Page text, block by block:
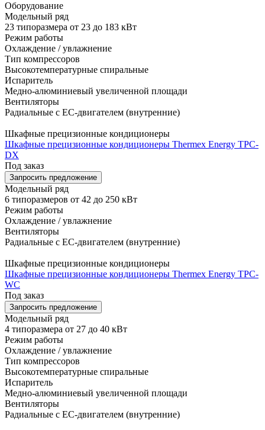
Оборудование
Модельный ряд
23 типоразмера от 23 до 183 кВт
Режим работы
Охлаждение / увлажнение
Тип компрессоров
Высокотемпературные спиральные
Испаритель
Медно-алюминиевый увеличенной площади
Вентиляторы
Радиальные с EC-двигателем (внутренние)
Шкафные прецизионные кондиционеры
Шкафные прецизионные кондиционеры Thermex Energy TPC-
DX
Под заказ
Запросить предложение
Модельный ряд
6 типоразмеров от 42 до 250 кВт
Режим работы
Охлаждение / увлажнение
Вентиляторы
Радиальные с EC-двигателем (внутренние)
Шкафные прецизионные кондиционеры
Шкафные прецизионные кондиционеры Thermex Energy TPC-
WC
Под заказ
Запросить предложение
Модельный ряд
4 типоразмера от 27 до 40 кВт
Режим работы
Охлаждение / увлажнение
Тип компрессоров
Высокотемпературные спиральные
Испаритель
Медно-алюминиевый увеличенной площади
Вентиляторы
Радиальные с EC-двигателем (внутренние)